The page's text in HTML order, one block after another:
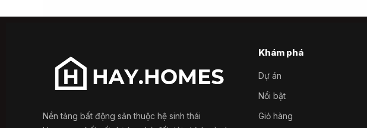
Nền tảng bất động sản thuộc hệ sinh thái
Khám phá
Dự án
Nổi bật
Giỏ hàng